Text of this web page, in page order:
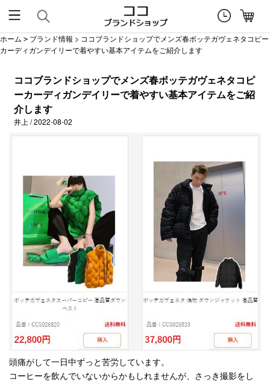
ホーム > ブランド情報 > ココブランドショップでメンズ春ボッテガヴェネタコピー
カーディガンデイリーで着やすい基本アイテムをご紹介します
ココブランドショップでメンズ春ボッテガヴェネタコピ
ーカーディガンデイリーで着やすい基本アイテムをご紹
介します
井上 / 2022-08-02
頭痛がして一日中ずっと苦労しています。
コーヒーを飲んでいないからかもしれませんが、さっき撮影をし